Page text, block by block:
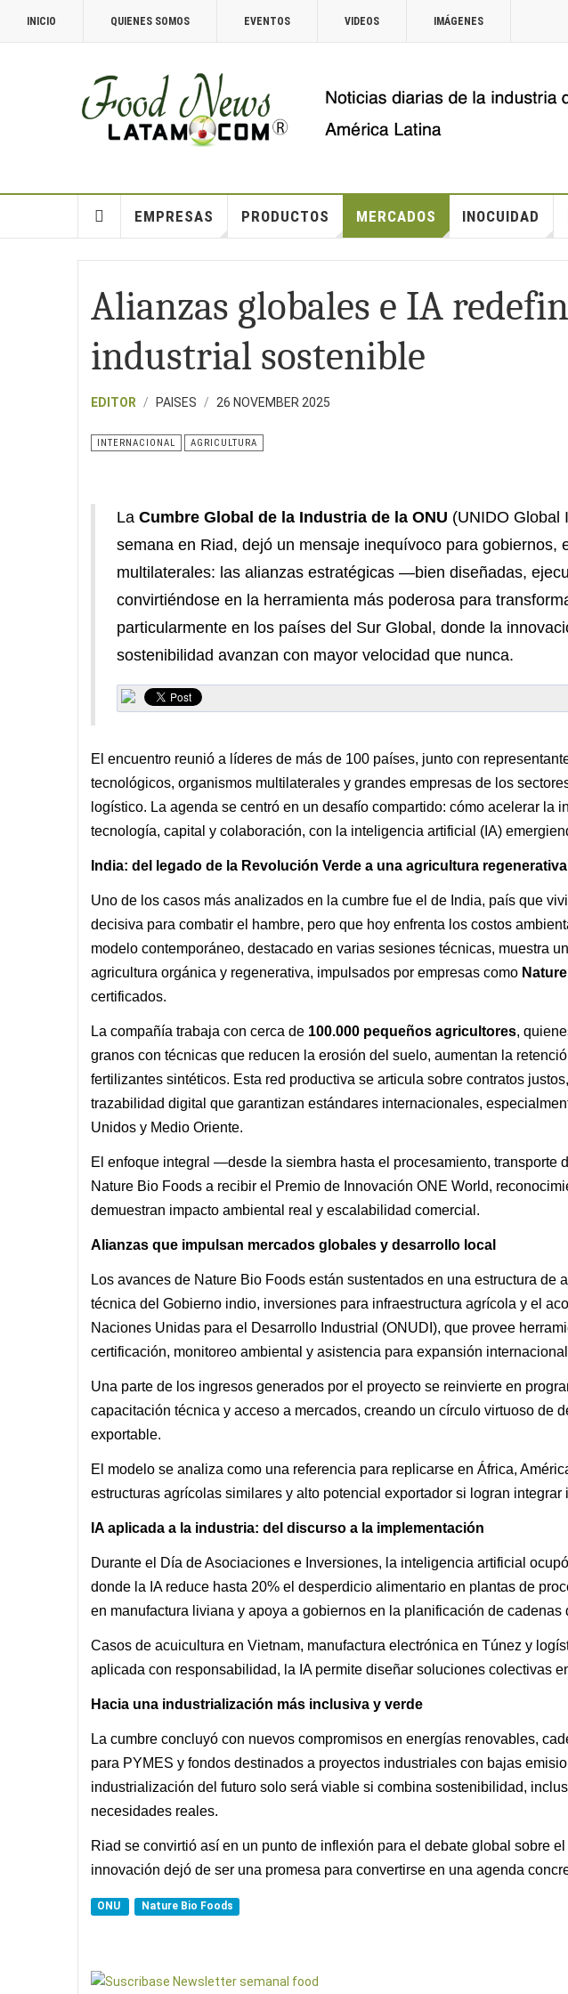
INICIO QUIENES SOMOS EVENTOS VIDEOS IMÁGENES
EMPRESAS PRODUCTOS MERCADOS INOCUIDAD
Alianzas globales e IA
industrial sostenible
EDITOR PAISES 26 NOVEMBER 2025
INTERNACIONAL AGRICULTURA
La Cumbre Global de la Industria de la ONU (UNIDO Global
semana en Riad, dejó un mensaje inequívoco para gobiernos,
multilaterales: las alianzas estratégicas —bien diseñadas,
convirtiéndose en la herramienta más poderosa para
particularmente en los países del Sur Global, donde la
sostenibilidad avanzan con mayor velocidad que nunca.
El encuentro reunió a líderes de más de 100 países, junto con
tecnológicos, organismos multilaterales y grandes empresas de los
logístico. La agenda se centró en un desafío compartido: cómo acelerar la
tecnología, capital y colaboración, con la inteligencia artificial (IA)
India: del legado de la Revolución Verde a una agricultura
Uno de los casos más analizados en la cumbre fue el de India, país que
decisiva para combatir el hambre, pero que hoy enfrenta los costos
modelo contemporáneo, destacado en varias sesiones técnicas, muestra
agricultura orgánica y regenerativa, impulsados por empresas como
certificados.
La compañía trabaja con cerca de 100.000 pequeños agricultores,
granos con técnicas que reducen la erosión del suelo, aumentan la
fertilizantes sintéticos. Esta red productiva se articula sobre contratos
trazabilidad digital que garantizan estándares internacionales,
Unidos y Medio Oriente.
El enfoque integral —desde la siembra hasta el procesamiento,
Nature Bio Foods a recibir el Premio de Innovación ONE World,
demuestran impacto ambiental real y escalabilidad comercial.
Alianzas que impulsan mercados globales y desarrollo local
Los avances de Nature Bio Foods están sustentados en una estructura de
técnica del Gobierno indio, inversiones para infraestructura agrícola y el
Naciones Unidas para el Desarrollo Industrial (ONUDI), que provee
certificación, monitoreo ambiental y asistencia para expansión
Una parte de los ingresos generados por el proyecto se reinvierte en
capacitación técnica y acceso a mercados, creando un círculo virtuoso de
exportable.
El modelo se analiza como una referencia para replicarse en África,
estructuras agrícolas similares y alto potencial exportador si logran
IA aplicada a la industria: del discurso a la implementación
Durante el Día de Asociaciones e Inversiones, la inteligencia artificial
donde la IA reduce hasta 20% el desperdicio alimentario en plantas de
en manufactura liviana y apoya a gobiernos en la planificación de cadenas
Casos de acuicultura en Vietnam, manufactura electrónica en Túnez y
aplicada con responsabilidad, la IA permite diseñar soluciones colectivas
Hacia una industrialización más inclusiva y verde
La cumbre concluyó con nuevos compromisos en energías renovables,
para PYMES y fondos destinados a proyectos industriales con bajas
industrialización del futuro solo será viable si combina sostenibilidad,
necesidades reales.
Riad se convirtió así en un punto de inflexión para el debate global sobre
innovación dejó de ser una promesa para convertirse en una agenda
ONU Nature Bio Foods